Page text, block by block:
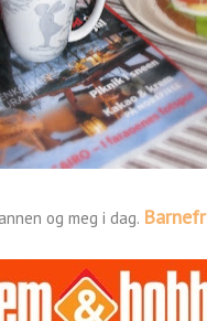
og meg i dag.